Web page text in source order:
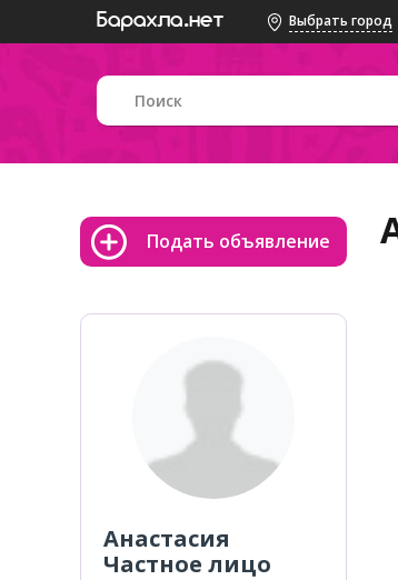
Выбрать город
Подать объявление
Анастасия
Частное лицо